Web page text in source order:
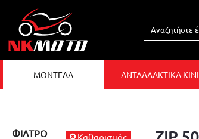
ΜΟΝΤΕΛΑ ΑΝΤΑΛΛΑΚΤΙΚΑ
ΦΊΛΤΡΟ Καθαρισμός